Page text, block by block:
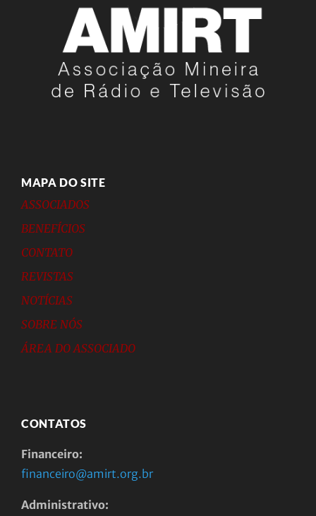
MAPA DO SITE
ASSOCIADOS
BENEFÍCIOS
CONTATO
REVISTAS
NOTÍCIAS
SOBRE NÓS
ÁREA DO ASSOCIADO
CONTATOS
Financeiro:
financeiro@amirt.org.br
Administrativo: